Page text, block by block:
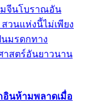
มจีนโบราณอัน
วนแห่งนี้ไม่เพียง
มรดกทาง
สตร์อันยาวนาน
อินห้ามพลาดเมื่อ